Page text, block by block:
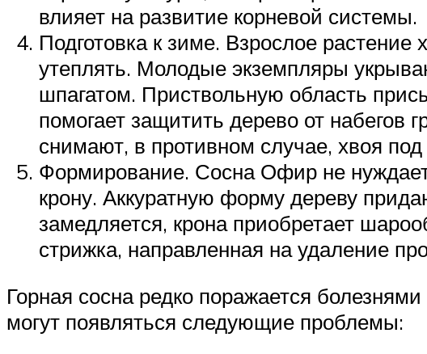
влияет на развитие корневой системы.
Подготовка к зиме. Взрослое
утеплять. Молодые экземпляры
шпагатом. Приствольную область
помогает защитить дерево от набегов
снимают, в противном случае, хвоя
Формирование. Сосна Офир не
крону. Аккуратную форму дереву
замедляется, крона приобретает
стрижка, направленная на удаление
Горная сосна редко поражается
могут появляться следующие проблемы: